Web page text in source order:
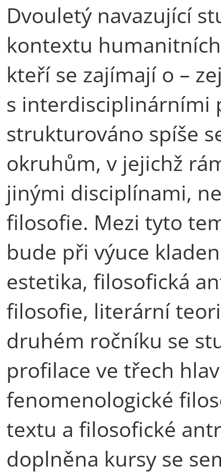
Dvouletý navazující
kontextu
kteří se zajímají o –
s interdisciplinárními
strukturováno spíše
okruhům, v jejichž
jinými disciplínami,
filosofie. Mezi tyto
bude při výuce
estetika, filosofická
filosofie, literární
druhém ročníku se
profilace ve třech
fenomenologické
textu a filosofické
doplněna kursy se